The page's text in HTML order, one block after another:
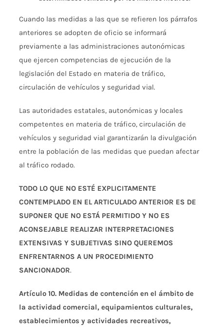
Cuando las medidas a las que se refieren los párrafos
anteriores se adopten de oficio se informará
previamente a las administraciones autonómicas
que ejercen competencias de ejecución de la
legislación del Estado en materia de tráfico,
circulación de vehículos y seguridad vial.
Las autoridades estatales, autonómicas y locales
competentes en materia de tráfico, circulación de
vehículos y seguridad vial garantizarán la divulgación
entre la población de las medidas que puedan afectar
al tráfico rodado.
TODO LO QUE NO ESTÉ EXPLICITAMENTE
CONTEMPLADO EN EL ARTICULADO ANTERIOR ES DE
SUPONER QUE NO ESTÁ PERMITIDO Y NO ES
ACONSEJABLE REALIZAR INTERPRETACIONES
EXTENSIVAS Y SUBJETIVAS SINO QUEREMOS
ENFRENTARNOS A UN PROCEDIMIENTO
SANCIONADOR.
Artículo 10. Medidas de contención en el ámbito de
la actividad comercial, equipamientos culturales,
establecimientos y actividades recreativos,